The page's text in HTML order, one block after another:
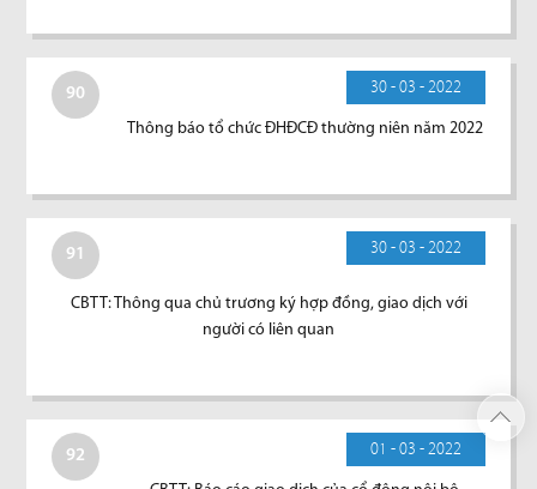
90 30 - 03 - 2022
Thông báo tổ chức ĐHĐCĐ thường niên năm 2022
91 30 - 03 - 2022
CBTT: Thông qua chủ trương ký hợp đồng, giao dịch với
người có liên quan
92 01 - 03 - 2022